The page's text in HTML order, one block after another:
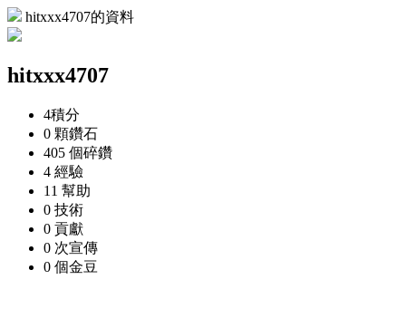
hitxxx4707的資料
hitxxx4707
4積分
0 顆鑽石
405 個碎鑽
4 經驗
11 幫助
0 技術
0 貢獻
0 次宣傳
0 個金豆